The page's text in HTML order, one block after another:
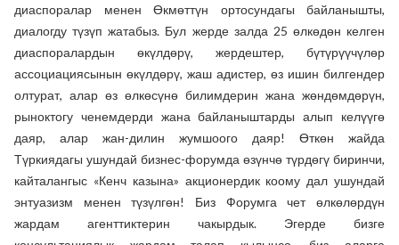
диаспоралар менен Өкмөттүн ортосундагы байланышты,
диалогду түзүп жатабыз. Бул жерде залда 25 өлкөдөн келген
диаспоралардын өкүлдөрү, жердештер, бүтүрүүчүлөр
ассоциациясынын өкүлдөрү, жаш адистер, өз ишин билгендер
олтурат, алар өз өлкөсүнө билимдерин жана жөндөмдөрүн,
рыноктогу ченемдерди жана байланыштарды алып келүүгө
даяр, алар жан-дилин жумшоого даяр! Өткөн жайда
Түркиядагы ушундай бизнес-форумда өзүнчө түрдөгү биринчи,
кайталангыс «Кенч казына» акционердик коому дал ушундай
энтуазизм менен түзүлгөн! Биз Форумга чет өлкөлөрдүн
жардам агенттиктерин чакырдык. Эгерде бизге